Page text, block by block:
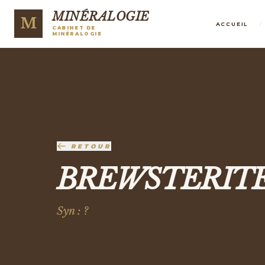
M MINÉRALOGIE
CABINET DE
MINÉRALOGIE
ACCUEIL /
RETOUR
Syn : ?